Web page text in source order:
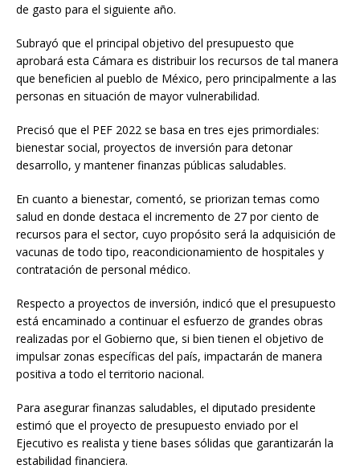
de gasto para el siguiente año.
Subrayó que el principal objetivo del presupuesto que
aprobará esta Cámara es distribuir los recursos de tal manera
que beneficien al pueblo de México, pero principalmente a las
personas en situación de mayor vulnerabilidad.
Precisó que el PEF 2022 se basa en tres ejes primordiales:
bienestar social, proyectos de inversión para detonar
desarrollo, y mantener finanzas públicas saludables.
En cuanto a bienestar, comentó, se priorizan temas como
salud en donde destaca el incremento de 27 por ciento de
recursos para el sector, cuyo propósito será la adquisición de
vacunas de todo tipo, reacondicionamiento de hospitales y
contratación de personal médico.
Respecto a proyectos de inversión, indicó que el presupuesto
está encaminado a continuar el esfuerzo de grandes obras
realizadas por el Gobierno que, si bien tienen el objetivo de
impulsar zonas específicas del país, impactarán de manera
positiva a todo el territorio nacional.
Para asegurar finanzas saludables, el diputado presidente
estimó que el proyecto de presupuesto enviado por el
Ejecutivo es realista y tiene bases sólidas que garantizarán la
estabilidad financiera.